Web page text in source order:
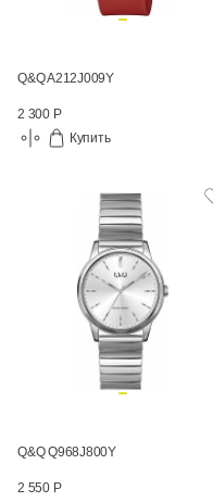
Q&Q A212J009Y
2 300 Р
Купить
Q&Q Q968J800Y
2 550 Р